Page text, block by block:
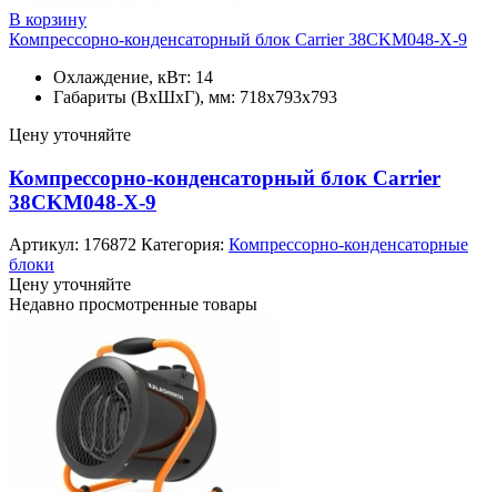
В корзину
Компрессорно-конденсаторный блок Carrier 38CKM048-X-9
Охлаждение, кВт: 14
Габариты (ВхШхГ), мм: 718х793х793
Цену уточняйте
Компрессорно-конденсаторный блок Carrier
38CKM048-X-9
Артикул: 176872 Категория: Компрессорно-конденсаторные
блоки
Цену уточняйте
Недавно просмотренные товары